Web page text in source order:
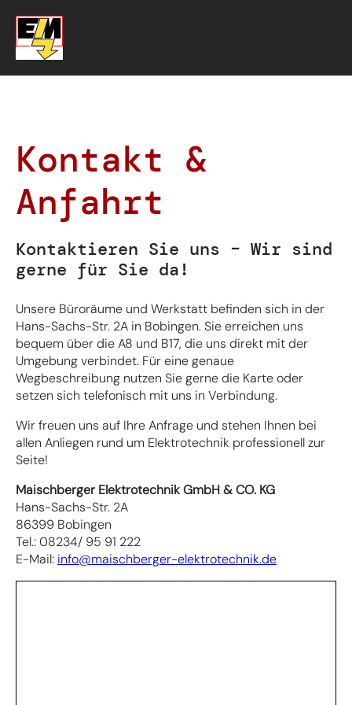
Kontakt &
Anfahrt
Kontaktieren Sie uns – Wir sind
gerne für Sie da!
Unsere Büroräume und Werkstatt befinden sich in der
Hans-Sachs-Str. 2A in Bobingen. Sie erreichen uns
bequem über die A8 und B17, die uns direkt mit der
Umgebung verbindet. Für eine genaue
Wegbeschreibung nutzen Sie gerne die Karte oder
setzen sich telefonisch mit uns in Verbindung.
Wir freuen uns auf Ihre Anfrage und stehen Ihnen bei
allen Anliegen rund um Elektrotechnik professionell zur
Seite!
Maischberger Elektrotechnik GmbH & CO. KG
Hans-Sachs-Str. 2A
86399 Bobingen
Tel.: 08234/ 95 91 222
E-Mail: info@maischberger-elektrotechnik.de